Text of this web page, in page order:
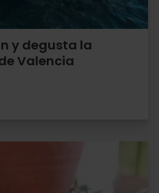
y degusta la
Valencia